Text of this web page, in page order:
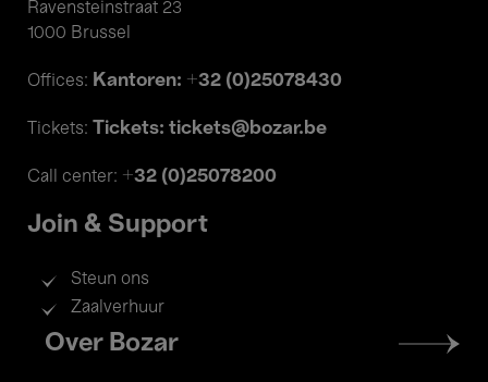
Ravensteinstraat 23
1000 Brussel
Offices: Kantoren: +32 (0)25078430
Tickets: Tickets: tickets@bozar.be
Call center: +32 (0)25078200
Join & Support
Steun ons
Zaalverhuur
Footer
menu
Over Bozar